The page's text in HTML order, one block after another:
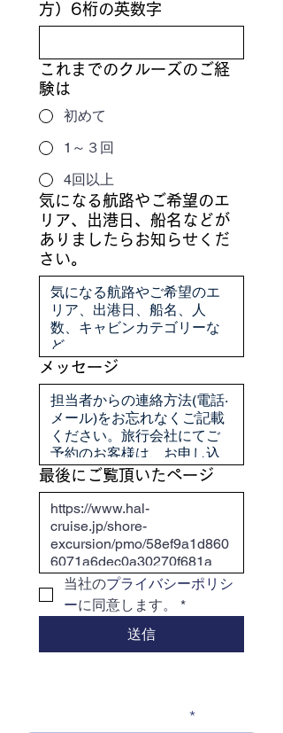
方）6桁の英数字
これまでのクルーズのご経
験は
初めて
1～３回
4回以上
気になる航路やご希望のエ
リア、出港日、船名などが
ありましたらお知らせくだ
さい。
メッセージ
最後にご覧頂いたページ
当社のプライバシーポリシ
ーに同意します。
*
送信